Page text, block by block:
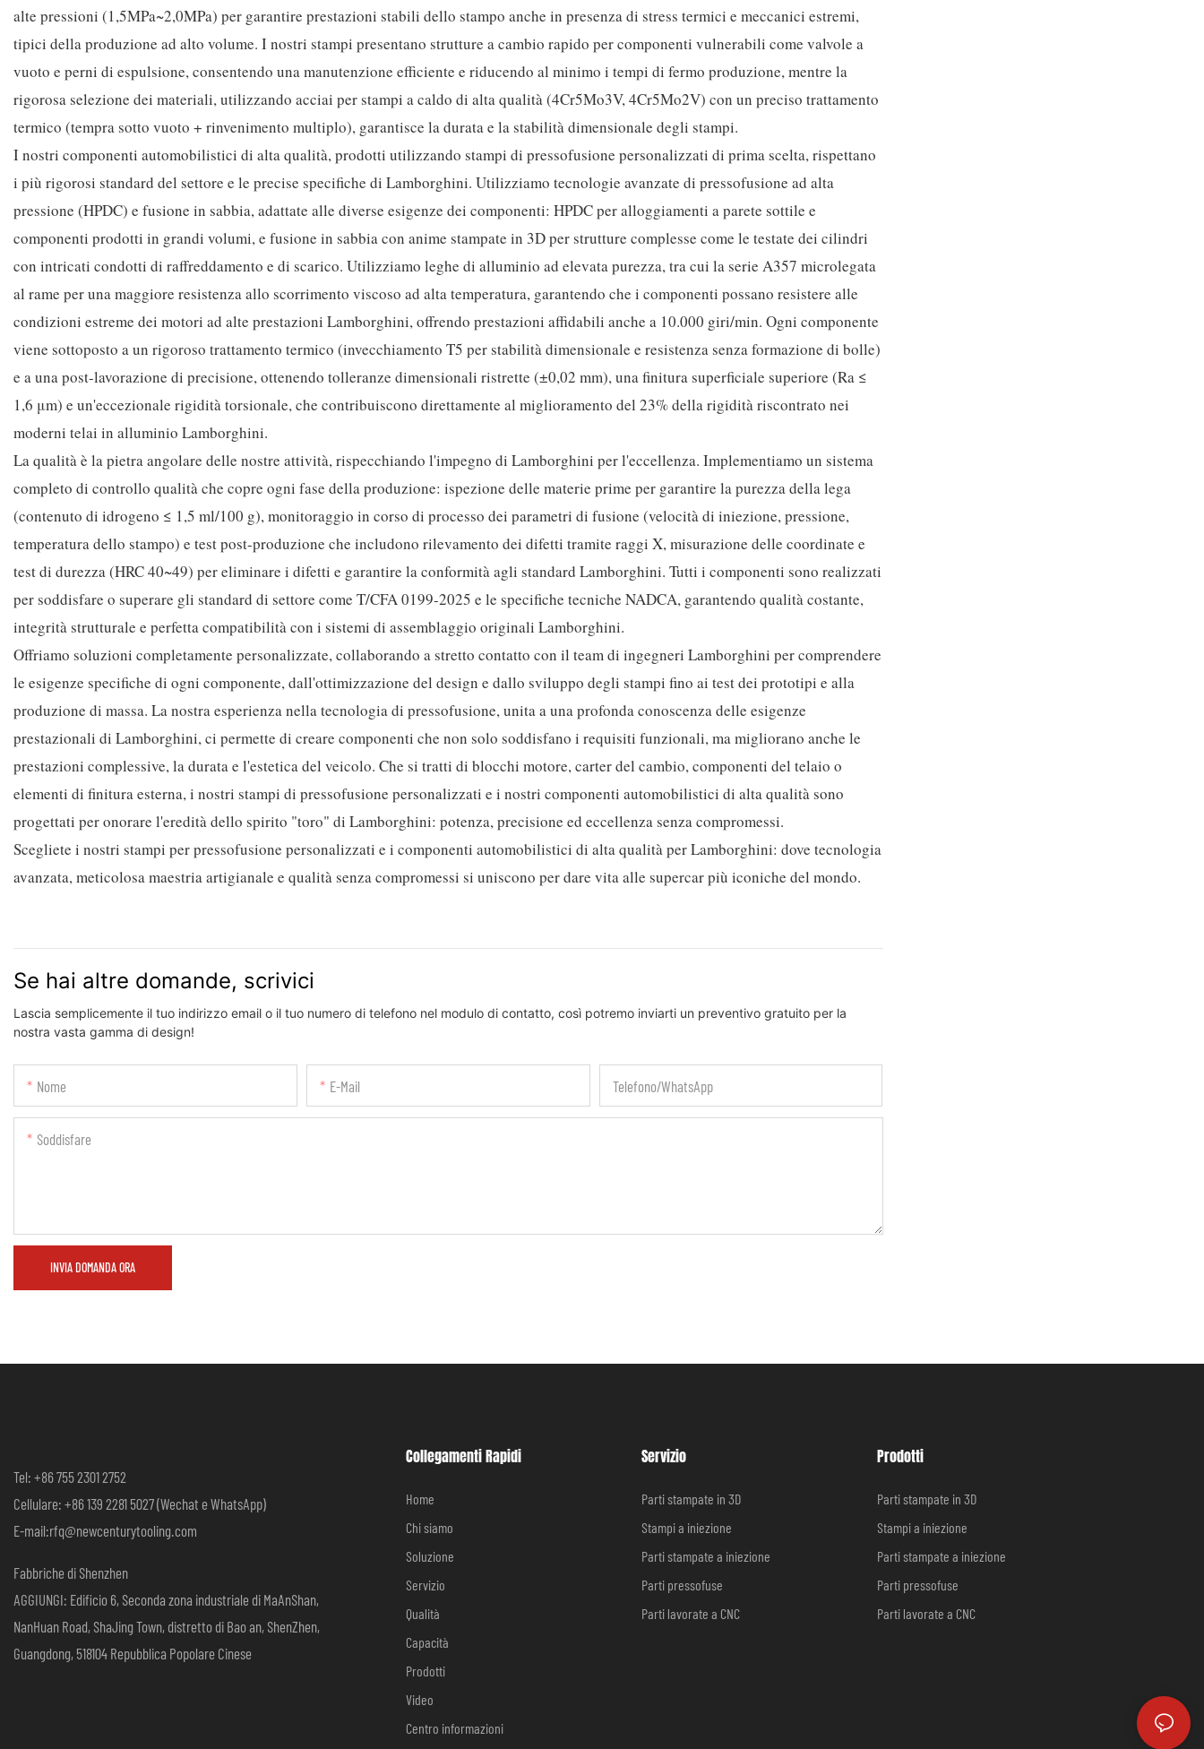
alte pressioni (1,5MPa~2,0MPa) per garantire prestazioni stabili dello stampo anche in presenza di stress termici e meccanici estremi,
tipici della produzione ad alto volume. I nostri stampi presentano strutture a cambio rapido per componenti vulnerabili come valvole a
vuoto e perni di espulsione, consentendo una manutenzione efficiente e riducendo al minimo i tempi di fermo produzione, mentre la
rigorosa selezione dei materiali, utilizzando acciai per stampi a caldo di alta qualità (4Cr5Mo3V, 4Cr5Mo2V) con un preciso trattamento
termico (tempra sotto vuoto + rinvenimento multiplo), garantisce la durata e la stabilità dimensionale degli stampi.
I nostri componenti automobilistici di alta qualità, prodotti utilizzando stampi di pressofusione personalizzati di prima scelta, rispettano
i più rigorosi standard del settore e le precise specifiche di Lamborghini. Utilizziamo tecnologie avanzate di pressofusione ad alta
pressione (HPDC) e fusione in sabbia, adattate alle diverse esigenze dei componenti: HPDC per alloggiamenti a parete sottile e
componenti prodotti in grandi volumi, e fusione in sabbia con anime stampate in 3D per strutture complesse come le testate dei cilindri
con intricati condotti di raffreddamento e di scarico. Utilizziamo leghe di alluminio ad elevata purezza, tra cui la serie A357 microlegata
al rame per una maggiore resistenza allo scorrimento viscoso ad alta temperatura, garantendo che i componenti possano resistere alle
condizioni estreme dei motori ad alte prestazioni Lamborghini, offrendo prestazioni affidabili anche a 10.000 giri/min. Ogni componente
viene sottoposto a un rigoroso trattamento termico (invecchiamento T5 per stabilità dimensionale e resistenza senza formazione di bolle)
e a una post-lavorazione di precisione, ottenendo tolleranze dimensionali ristrette (±0,02 mm), una finitura superficiale superiore (Ra ≤
1,6 μm) e un'eccezionale rigidità torsionale, che contribuiscono direttamente al miglioramento del 23% della rigidità riscontrato nei
moderni telai in alluminio Lamborghini.
La qualità è la pietra angolare delle nostre attività, rispecchiando l'impegno di Lamborghini per l'eccellenza. Implementiamo un sistema
completo di controllo qualità che copre ogni fase della produzione: ispezione delle materie prime per garantire la purezza della lega
(contenuto di idrogeno ≤ 1,5 ml/100 g), monitoraggio in corso di processo dei parametri di fusione (velocità di iniezione, pressione,
temperatura dello stampo) e test post-produzione che includono rilevamento dei difetti tramite raggi X, misurazione delle coordinate e
test di durezza (HRC 40~49) per eliminare i difetti e garantire la conformità agli standard Lamborghini. Tutti i componenti sono realizzati
per soddisfare o superare gli standard di settore come T/CFA 0199-2025 e le specifiche tecniche NADCA, garantendo qualità costante,
integrità strutturale e perfetta compatibilità con i sistemi di assemblaggio originali Lamborghini.
Offriamo soluzioni completamente personalizzate, collaborando a stretto contatto con il team di ingegneri Lamborghini per comprendere
le esigenze specifiche di ogni componente, dall'ottimizzazione del design e dallo sviluppo degli stampi fino ai test dei prototipi e alla
produzione di massa. La nostra esperienza nella tecnologia di pressofusione, unita a una profonda conoscenza delle esigenze
prestazionali di Lamborghini, ci permette di creare componenti che non solo soddisfano i requisiti funzionali, ma migliorano anche le
prestazioni complessive, la durata e l'estetica del veicolo. Che si tratti di blocchi motore, carter del cambio, componenti del telaio o
elementi di finitura esterna, i nostri stampi di pressofusione personalizzati e i nostri componenti automobilistici di alta qualità sono
progettati per onorare l'eredità dello spirito "toro" di Lamborghini: potenza, precisione ed eccellenza senza compromessi.
Scegliete i nostri stampi per pressofusione personalizzati e i componenti automobilistici di alta qualità per Lamborghini: dove tecnologia
avanzata, meticolosa maestria artigianale e qualità senza compromessi si uniscono per dare vita alle supercar più iconiche del mondo.
Se hai altre domande, scrivici
Lascia semplicemente il tuo indirizzo email o il tuo numero di telefono nel modulo di contatto, così potremo inviarti un preventivo gratuito per la
nostra vasta gamma di design!
Nome E-Mail Telefono/WhatsApp
Soddisfare
INVIA DOMANDA ORA
Tel: +86 755 2301 2752
Cellulare: +86 139 2281 5027 (Wechat e WhatsApp)
E-mail:rfq@newcenturytooling.com
Fabbriche di Shenzhen
AGGIUNGI: Edificio 6, Seconda zona industriale di MaAnShan,
NanHuan Road, ShaJing Town, distretto di Bao an, ShenZhen,
Guangdong, 518104 Repubblica Popolare Cinese
Collegamenti Rapidi
Home
Chi siamo
Soluzione
Servizio
Qualità
Capacità
Prodotti
Video
Centro informazioni
Servizio
Parti stampate in 3D
Stampi a iniezione
Parti stampate a iniezione
Parti pressofuse
Parti lavorate a CNC
Prodotti
Parti stampate in 3D
Stampi a iniezione
Parti stampate a iniezione
Parti pressofuse
Parti lavorate a CNC